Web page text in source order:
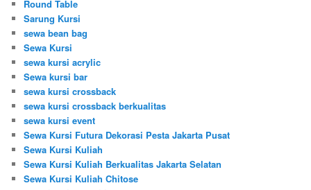
Round Table
Sarung Kursi
sewa bean bag
Sewa Kursi
sewa kursi acrylic
Sewa kursi bar
sewa kursi crossback
sewa kursi crossback berkualitas
sewa kursi event
Sewa Kursi Futura Dekorasi Pesta Jakarta Pusat
Sewa Kursi Kuliah
Sewa Kursi Kuliah Berkualitas Jakarta Selatan
Sewa Kursi Kuliah Chitose